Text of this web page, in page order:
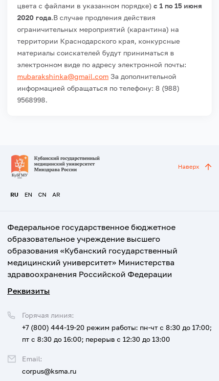
цвета с файлами в указанном порядке) с 1 по 15 июня
2020 года.В случае продления действия
ограничительных мероприятий (карантина) на
территории Краснодарского края, конкурсные
материалы соискателей будут приниматься в
электронном виде по адресу электронной почты:
mubarakshinka@gmail.com За дополнительной
информацией обращаться по телефону: 8 (988)
9568998.
RU EN CN AR
Наверх
Федеральное государственное бюджетное
образовательное учреждение высшего
образования «Кубанский государственный
медицинский университет» Министерства
здравоохранения Российской Федерации
Реквизиты
Горячая линия:
+7 (800) 444-19-20 режим работы: пн-чт с 8:30 до 17:00;
пт с 8:30 до 16:00; перерыв с 12:30 до 13:00
Email:
corpus@ksma.ru